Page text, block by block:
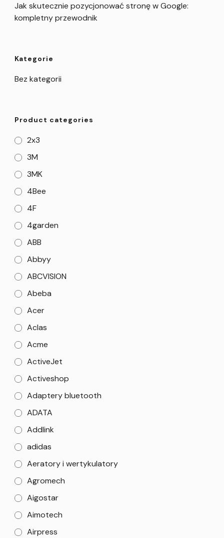
Jak skutecznie pozycjonować stronę w Google:
kompletny przewodnik
Kategorie
Bez kategorii
Product categories
2x3
3M
3MK
4Bee
4F
4garden
ABB
Abbyy
ABCVISION
Abeba
Acer
Aclas
Acme
ActiveJet
Activeshop
Adaptery bluetooth
ADATA
Addlink
adidas
Aeratory i wertykulatory
Agromech
Aigostar
Aimotech
Airpress